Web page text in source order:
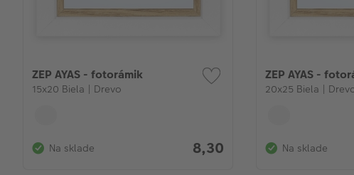
ZEP AYAS - fotorámik
15x20 Biela | Drevo
Na sklade 8,30
ZEP AYAS -
20x25 Biela |
Na sklade